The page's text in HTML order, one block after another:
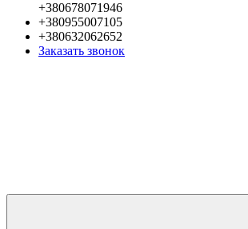
+380678071946
+380955007105
+380632062652
Заказать звонок